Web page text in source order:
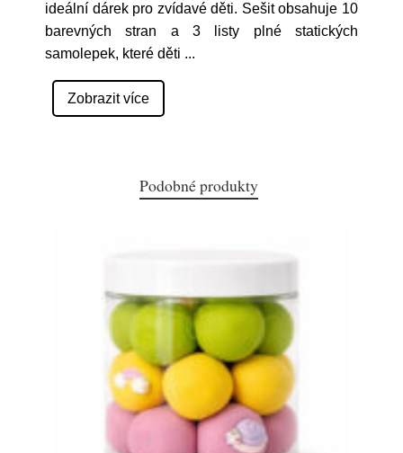
ideální dárek pro zvídavé děti. Sešit obsahuje 10
barevných stran a 3 listy plné statických
samolepek, které děti ...
Zobrazit více
Podobné produkty